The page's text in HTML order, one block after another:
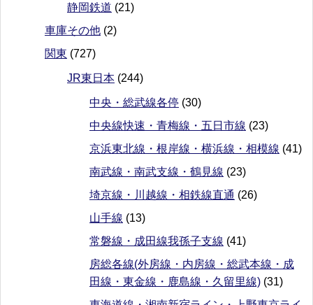
静岡鉄道 (21)
車庫その他 (2)
関東 (727)
JR東日本 (244)
中央・総武線各停 (30)
中央線快速・青梅線・五日市線 (23)
京浜東北線・根岸線・横浜線・相模線 (41)
南武線・南武支線・鶴見線 (23)
埼京線・川越線・相鉄線直通 (26)
山手線 (13)
常磐線・成田線我孫子支線 (41)
房総各線(外房線・内房線・総武本線・成
田線・東金線・鹿島線・久留里線) (31)